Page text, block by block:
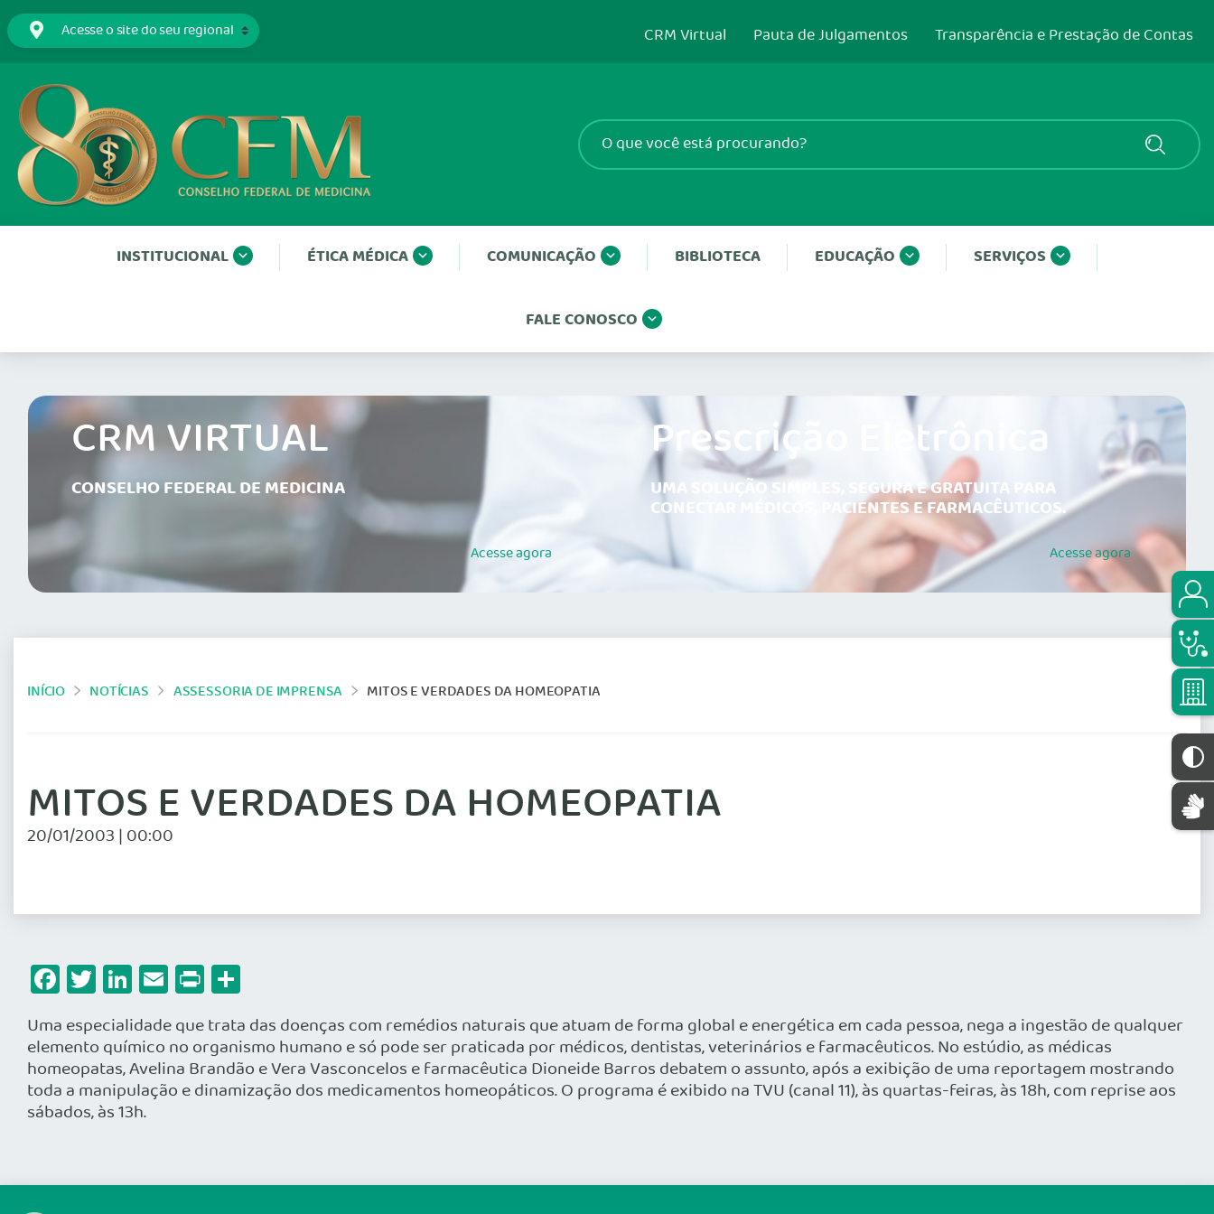
CRM Virtual Pauta de Julgamentos Transparência e Prestação de Contas
INSTITUCIONAL ÉTICA MÉDICA COMUNICAÇÃO BIBLIOTECA EDUCAÇÃO SERVIÇOS
FALE CONOSCO
CRM VIRTUAL
CONSELHO FEDERAL DE MEDICINA
Acesseagora
Prescrição Eletrônica
UMA SOLUÇÃO SIMPLES, SEGURA E GRATUITA PARA
CONECTAR MÉDICOS, PACIENTES E FARMACÊUTICOS.
Acesseagora
INÍCIO NOTÍCIAS ASSESSORIA DE IMPRENSA MITOS E VERDADES DA HOMEOPATIA
MITOS E VERDADES DA HOMEOPATIA
20/01/2003 | 00:00
Facebook
Twitter
LinkedIn
Email
Print
Uma especialidade que trata das doenças com remédios naturais que atuam de forma global e energética em cada pessoa, nega a ingestão de qualquer
elemento químico no organismo humano e só pode ser praticada por médicos, dentistas, veterinários e farmacêuticos. No estúdio, as médicas
homeopatas, Avelina Brandão e Vera Vasconcelos e farmacêutica Dioneide Barros debatem o assunto, após a exibição de uma reportagem mostrando
toda a manipulação e dinamização dos medicamentos homeopáticos. O programa é exibido na TVU (canal 11), às quartas-feiras, às 18h, com reprise aos
sábados, às 13h.